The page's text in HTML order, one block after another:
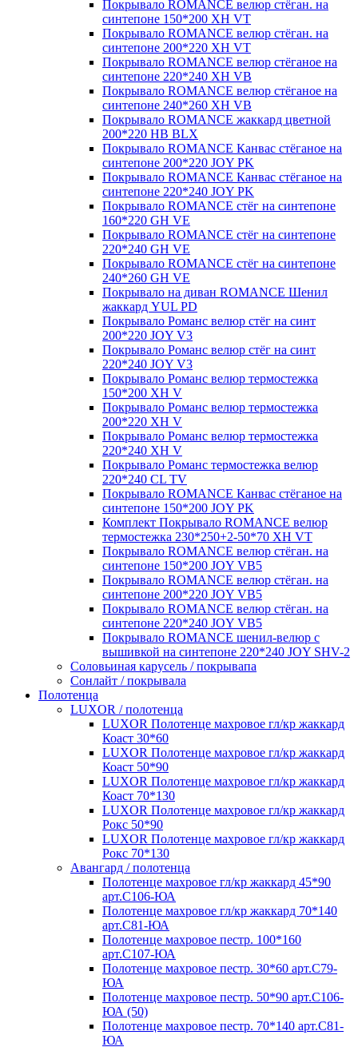
Покрывало ROMANCE велюр стёган. на
синтепоне 150*200 XH VT
Покрывало ROMANCE велюр стёган. на
синтепоне 200*220 XH VT
Покрывало ROMANCE велюр стёганое на
синтепоне 220*240 XH VB
Покрывало ROMANCE велюр стёганое на
синтепоне 240*260 XH VB
Покрывало ROMANCE жаккард цветной
200*220 HB BLX
Покрывало ROMANCE Канвас стёганое на
синтепоне 200*220 JOY PK
Покрывало ROMANCE Канвас стёганое на
синтепоне 220*240 JOY PK
Покрывало ROMANCE стёг на синтепоне
160*220 GH VE
Покрывало ROMANCE стёг на синтепоне
220*240 GH VE
Покрывало ROMANCE стёг на синтепоне
240*260 GH VE
Покрывало на диван ROMANCE Шенил
жаккард YUL PD
Покрывало Романс велюр стёг на синт
200*220 JOY V3
Покрывало Романс велюр стёг на синт
220*240 JOY V3
Покрывало Романс велюр термостежка
150*200 XH V
Покрывало Романс велюр термостежка
200*220 XH V
Покрывало Романс велюр термостежка
220*240 XH V
Покрывало Романс термостежка велюр
220*240 CL TV
Покрывало ROMANCE Канвас стёганое на
синтепоне 150*200 JOY PK
Комплект Покрывало ROMANCE велюр
термостежка 230*250+2-50*70 XH VT
Покрывало ROMANCE велюр стёган. на
синтепоне 150*200 JOY VB5
Покрывало ROMANCE велюр стёган. на
синтепоне 200*220 JOY VB5
Покрывало ROMANCE велюр стёган. на
синтепоне 220*240 JOY VB5
Покрывало ROMANCE шенил-велюр с
вышивкой на синтепоне 220*240 JOY SHV-2
Соловьиная карусель / покрывапа
Сонлайт / покрывала
Полотенца
LUXOR / полотенца
LUXOR Полотенце махровое гл/кр жаккард
Коаст 30*60
LUXOR Полотенце махровое гл/кр жаккард
Коаст 50*90
LUXOR Полотенце махровое гл/кр жаккард
Коаст 70*130
LUXOR Полотенце махровое гл/кр жаккард
Рокс 50*90
LUXOR Полотенце махровое гл/кр жаккард
Рокс 70*130
Авангард / полотенца
Полотенце махровое гл/кр жаккард 45*90
арт.С106-ЮА
Полотенце махровое гл/кр жаккард 70*140
арт.С81-ЮА
Полотенце махровое пестр. 100*160
арт.С107-ЮА
Полотенце махровое пестр. 30*60 арт.С79-
ЮА
Полотенце махровое пестр. 50*90 арт.С106-
ЮА (50)
Полотенце махровое пестр. 70*140 арт.С81-
ЮА